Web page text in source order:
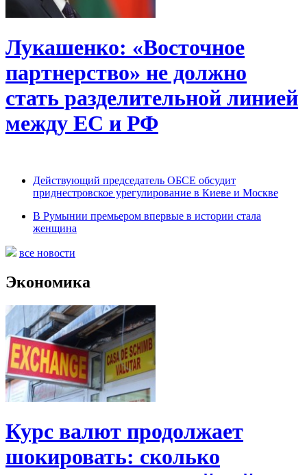
Лукашенко: «Восточное
партнерство» не должно
стать разделительной линией
между ЕС и РФ
Действующий председатель ОБСЕ обсудит
приднестровское урегулирование в Киеве и Москве
В Румынии премьером впервые в истории стала
женщина
все новости
Экономика
Курс валют продолжает
шокировать: сколько